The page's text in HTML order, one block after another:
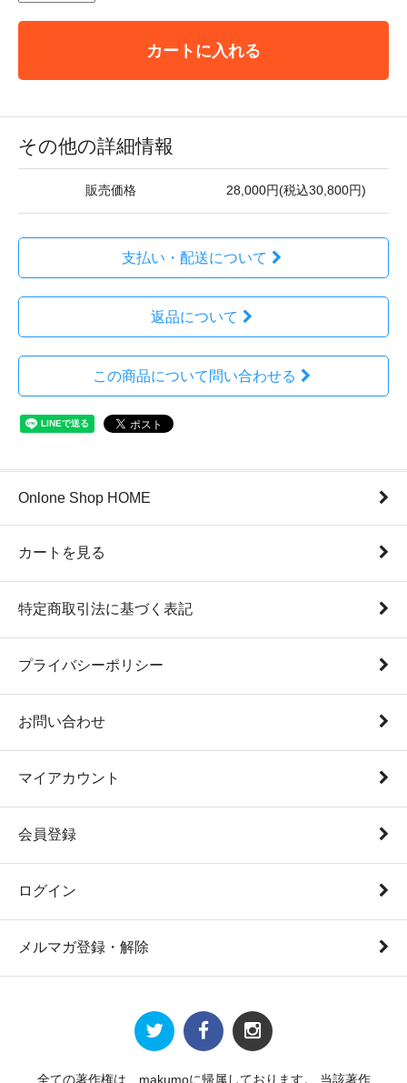
カートに入れる
その他の詳細情報
販売価格 28,000円(税込30,800円)
支払い・配送について
返品について
この商品について問い合わせる
Onlone Shop HOME
カートを見る
特定商取引法に基づく表記
プライバシーポリシー
お問い合わせ
マイアカウント
会員登録
ログイン
メルマガ登録・解除
全ての著作権は、makumoに帰属しております。 当該著作